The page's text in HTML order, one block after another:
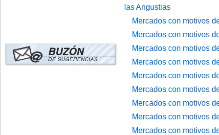
las Angustias
Mercados con motivos
Mercados con motivos
Mercados con motivos
Mercados con motivos
Mercados con motivos
Mercados con motivos
Mercados con motivos
Mercados con motivos
Mercados con motivos